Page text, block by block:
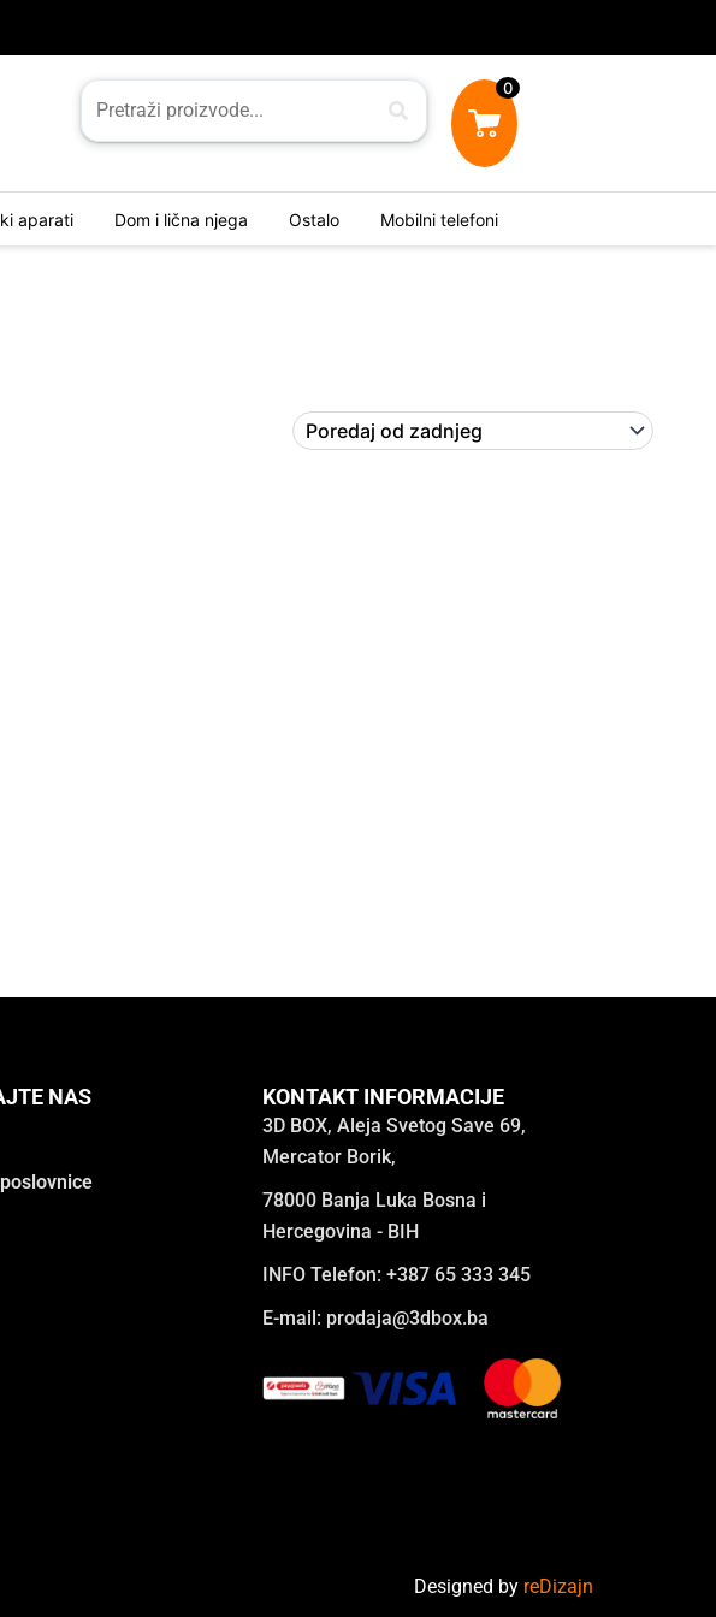
0
aparati Dom i lična njega Ostalo Mobilni telefoni
NAS KONTAKT INFORMACIJE
3D BOX, Aleja Svetog Save 69,
Mercator Borik,
78000 Banja Luka Bosna i
Hercegovina - BIH
INFO Telefon: +387 65 333 345
E-mail: prodaja@3dbox.ba
Designed by reDizajn